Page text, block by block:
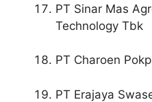
PT Sinar Mas
Technology Tbk
PT Charoen
PT Erajaya